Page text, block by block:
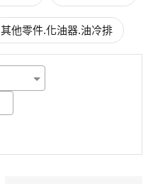
其他零件.化油器.油冷排